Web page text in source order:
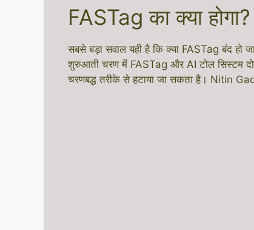
FASTag का क्या होगा?
सबसे बड़ा सवाल यही है कि क्या FASTag बंद हो
शुरुआती चरण में FASTag और AI टोल सिस्टम
चरणबद्ध तरीके से हटाया जा सकता है। Nitin